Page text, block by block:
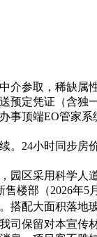
参取，稀缺属性
预定凭证（含
事顶端EO管家
24小时同步房价
区采用科学人道
楼部（2026年
搭配大面积落地
司保留对本宣传